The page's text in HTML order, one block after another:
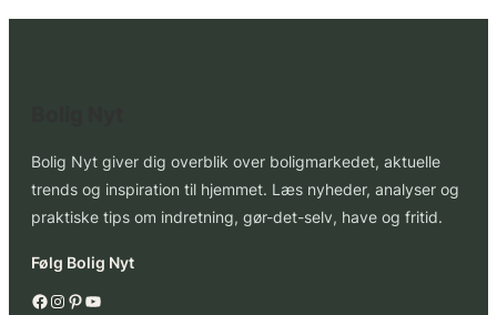
Bolig Nyt giver dig overblik over boligmarkedet, aktuelle
trends og inspiration til hjemmet. Læs nyheder, analyser og
praktiske tips om indretning, gør-det-selv, have og fritid.
Følg Bolig Nyt
Facebook Instagram Pinterest YouTube